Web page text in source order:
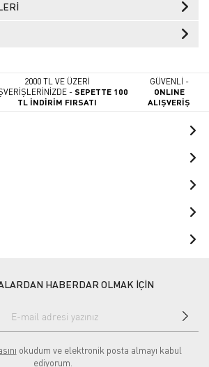
2000 TL VE ÜZERİ
-SEPETTE 100
TL İNDİRİM FIRSATI
GÜVENLİ -
ONLINE
ALIŞVERİŞ
HABERDAR OLMAK İÇİN
okudum ve elektronik posta almayı kabul
ediyorum.